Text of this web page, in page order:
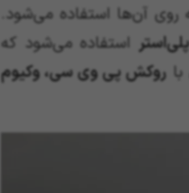
روی آن‌ها استفاده می‌شود.
استفاده می‌شود که
باروکش پی وی سی، وکیوم